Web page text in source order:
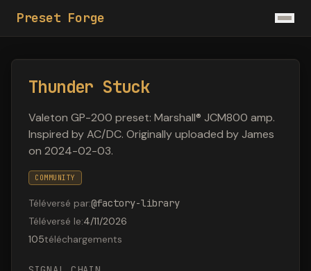
Preset Forge
Thunder Stuck
Valeton GP-200 preset: Marshall® JCM800 amp.
Inspired by AC/DC. Originally uploaded by James
on 2024-02-03.
COMMUNITY
Téléversé par:@factory-library
Téléversé le:4/11/2026
105téléchargements